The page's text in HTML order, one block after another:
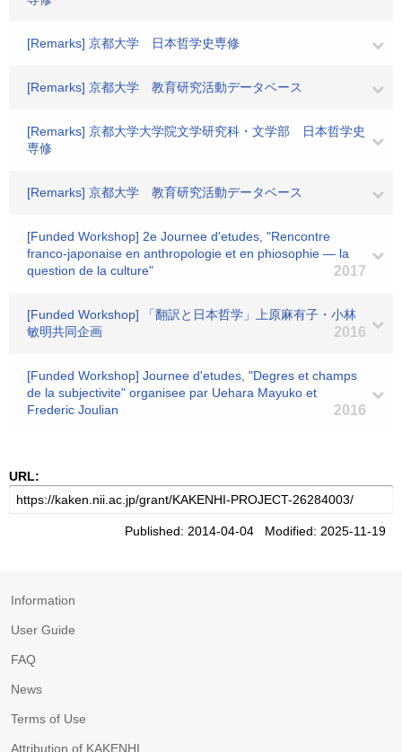
[Remarks] 京都大学 日本哲学史専修
[Remarks] 京都大学 教育研究活動データベース
[Remarks] 京都大学大学院文学研究科・文学部 日本哲学史
専修
[Remarks] 京都大学 教育研究活動データベース
[Funded Workshop] 2e Journee d'etudes, "Rencontre
franco-japonaise en anthropologie et en phiosophie ― la
question de la culture"
2017
[Funded Workshop] 「翻訳と日本哲学」上原麻有子・小林
敏明共同企画
2016
[Funded Workshop] Journee d'etudes, "Degres et champs
de la subjectivite" organisee par Uehara Mayuko et
Frederic Joulian
2016
URL:
Published: 2014-04-04 Modified: 2025-11-19
Information
User Guide
FAQ
News
Terms of Use
Attribution of KAKENHI